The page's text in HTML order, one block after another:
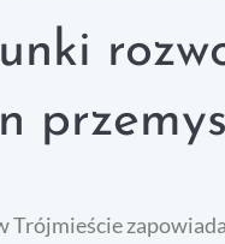
Trójmieście